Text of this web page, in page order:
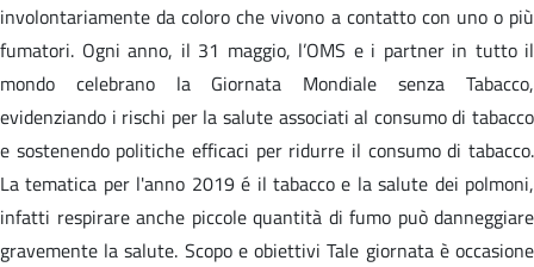
involontariamente da coloro che vivono a contatto con uno o più
fumatori. Ogni anno, il 31 maggio, l’OMS e i partner in tutto il
mondo celebrano la Giornata Mondiale senza Tabacco,
evidenziando i rischi per la salute associati al consumo di tabacco
e sostenendo politiche efficaci per ridurre il consumo di tabacco.
La tematica per l'anno 2019 é il tabacco e la salute dei polmoni,
infatti respirare anche piccole quantità di fumo può danneggiare
gravemente la salute. Scopo e obiettivi Tale giornata è occasione